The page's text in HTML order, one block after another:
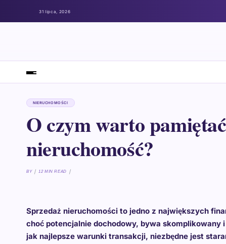
31 lipca, 2026
NIERUCHOMOŚCI
O czym warto
nieruchomość?
BY 12 MIN READ
Sprzedaż nieruchomości to jedno z największych
choć potencjalnie dochodowy, bywa skomplikowany
jak najlepsze warunki transakcji, niezbędne jest